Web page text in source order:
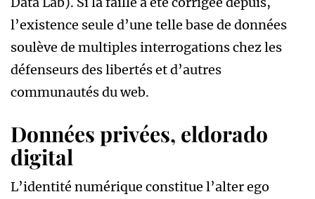
l’existence seule d’une telle base de données
soulève de multiples interrogations chez les
défenseurs des libertés et d’autres
communautés du web.
Données privées, eldorado
digital
L’identité numérique constitue l’alter ego